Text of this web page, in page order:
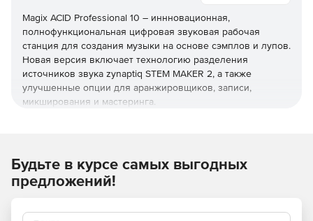
Magix ACID Professional 10 – иннновационная,
полнофункциональная цифровая звуковая рабочая
станция для создания музыки на основе сэмплов и лупов.
Новая версия включает технологию разделения
источников звука zynaptiq STEM MAKER 2, а также
улучшенные опции для аранжировщиков, записи,
микширования и мастеринга.
позволяет воспроизводить сэмплы, лупы ACID или
собственные записи с любой MIDI-клавиатуры.
Новый инструмент ACID Morph Pads позволяет
Будьте в курсе самых выгодных
предложений!